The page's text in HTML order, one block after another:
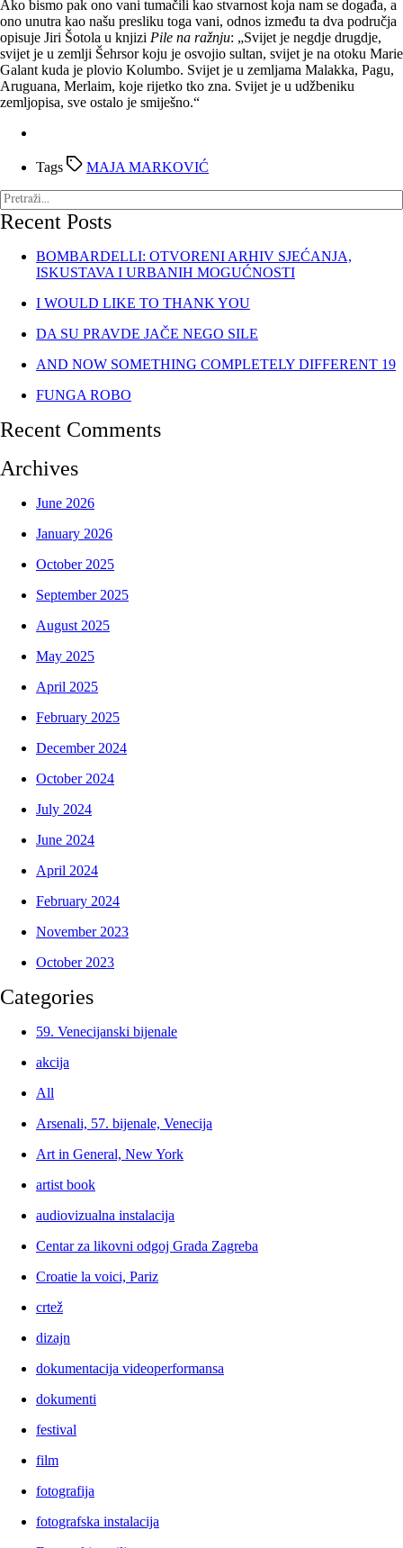
Ako bismo pak ono vani tumačili kao stvarnost koja nam se događa, a
ono unutra kao našu presliku toga vani, odnos između ta dva područja
opisuje Jiri Šotola u knjizi Pile na ražnju: „Svijet je negdje drugdje,
svijet je u zemlji Šehrsor koju je osvojio sultan, svijet je na otoku Marie
Galant kuda je plovio Kolumbo. Svijet je u zemljama Malakka, Pagu,
Aruguana, Merlaim, koje rijetko tko zna. Svijet je u udžbeniku
zemljopisa, sve ostalo je smiješno.“
Tags MAJA MARKOVIĆ
Recent Posts
BOMBARDELLI: OTVORENI ARHIV SJEĆANJA,
ISKUSTAVA I URBANIH MOGUĆNOSTI
I WOULD LIKE TO THANK YOU
DA SU PRAVDE JAČE NEGO SILE
AND NOW SOMETHING COMPLETELY DIFFERENT 19
FUNGA ROBO
Recent Comments
Archives
June 2026
January 2026
October 2025
September 2025
August 2025
May 2025
April 2025
February 2025
December 2024
October 2024
July 2024
June 2024
April 2024
February 2024
November 2023
October 2023
Categories
59. Venecijanski bijenale
akcija
All
Arsenali, 57. bijenale, Venecija
Art in General, New York
artist book
audiovizualna instalacija
Centar za likovni odgoj Grada Zagreba
Croatie la voici, Pariz
crtež
dizajn
dokumentacija videoperformansa
dokumenti
festival
film
fotografija
fotografska instalacija